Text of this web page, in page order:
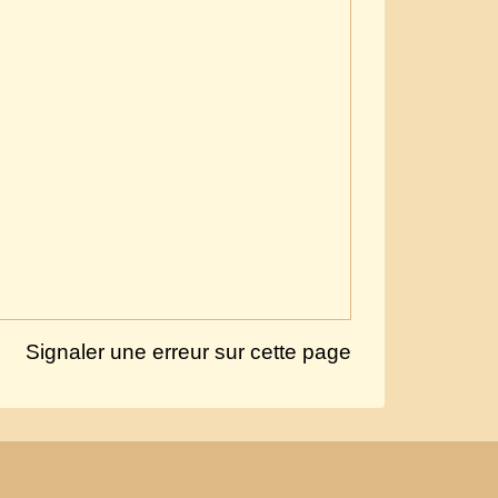
Signaler une erreur sur cette page